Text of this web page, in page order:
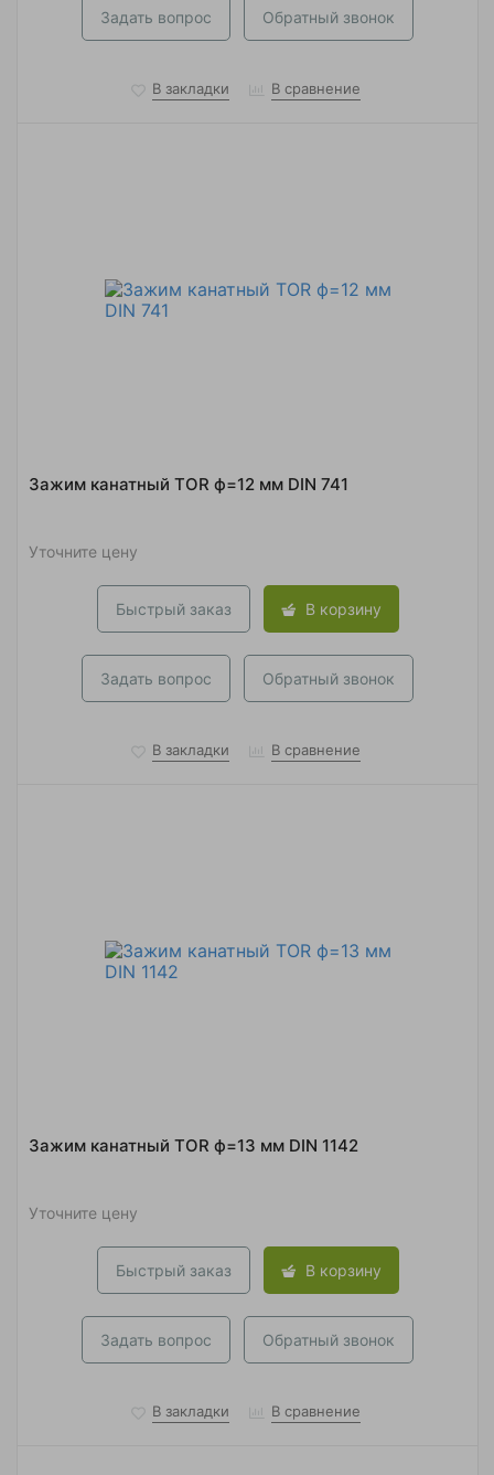
Задать вопрос Обратный звонок
В закладки В сравнение
Зажим канатный TOR ф=12 мм DIN 741
Уточните цену
Быстрый заказ В корзину
Задать вопрос Обратный звонок
В закладки В сравнение
Зажим канатный TOR ф=13 мм DIN 1142
Уточните цену
Быстрый заказ В корзину
Задать вопрос Обратный звонок
В закладки В сравнение